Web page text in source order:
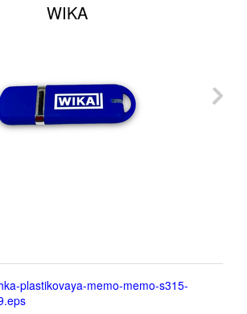
WIKA
plastikovaya-memo-memo-s315-